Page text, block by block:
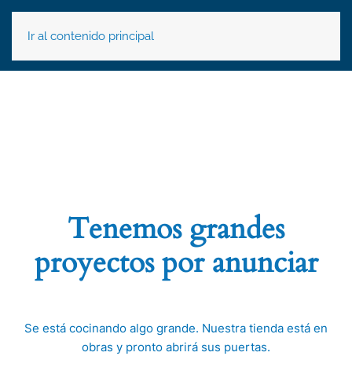
Ir al contenido principal
Tenemos grandes
proyectos por anunciar
Se está cocinando algo grande. Nuestra tienda está en
obras y pronto abrirá sus puertas.